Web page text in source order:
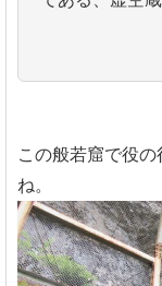
この般若窟で役
ね。